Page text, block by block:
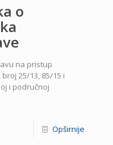
o
na pristup
25/13, 85/15 i
i područnoj
Opširnije